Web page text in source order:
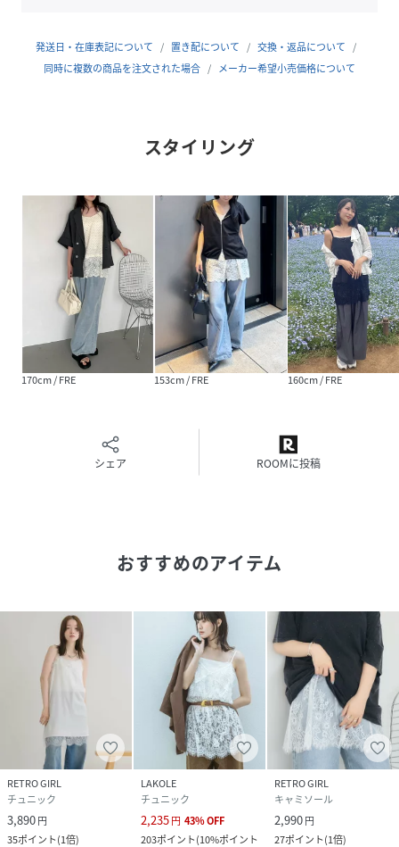
▼ブランド紹介
#ビスチェ#ワンピース#レイヤードワンピース＃トレンドア
イテム＃トレンドビスチェ#レース#ドット柄
▼注意事項
※撮影環境やモニター環境によって実際の商品とお色味が
多少異なってみえる場合がございます。
品番：RS661222T001 /品名：裾レースチュニックキャミ
FRE
品番
RW4798_RS661222T001
RS661222T001-02-07 RW4798
発送日・在庫表記について 置き配について
交換・返品について
同時に複数の商品を注文された場合
メーカー希望小売価格について
スタイリング
170cm / FRE 153cm / FRE 160cm / FRE
シェア ROOMに投稿
おすすめのアイテム
RETRO GIRL
チュニック
3,890円
35ポイント(1倍)
LAKOLE
チュニック
2,235円 43%OFF
203ポイント(10%ポイント
RETRO GIRL
キャミソール
2,990円
27ポイント(1倍)